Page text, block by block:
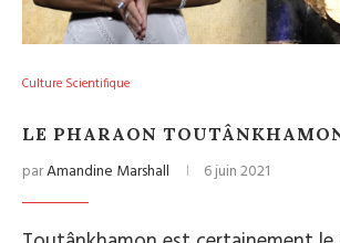
Culture Scientifique
LE PHARAON
parAmandine Marshall 6 juin 2021